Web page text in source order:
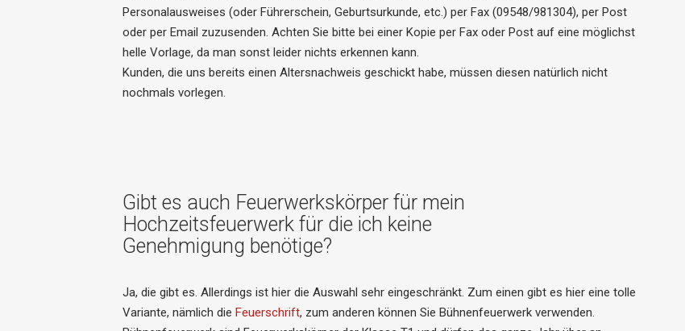
Personalausweises (oder Führerschein, Geburtsurkunde, etc.) per Fax (09548/981304), per Post
oder per Email zuzusenden. Achten Sie bitte bei einer Kopie per Fax oder Post auf eine möglichst
helle Vorlage, da man sonst leider nichts erkennen kann.
Kunden, die uns bereits einen Altersnachweis geschickt habe, müssen diesen natürlich nicht
nochmals vorlegen.
Gibt es auch Feuerwerkskörper für mein
Hochzeitsfeuerwerk für die ich keine
Genehmigung benötige?
Ja, die gibt es. Allerdings ist hier die Auswahl sehr eingeschränkt. Zum einen gibt es hier eine tolle
Variante, nämlich die Feuerschrift, zum anderen können Sie Bühnenfeuerwerk verwenden.